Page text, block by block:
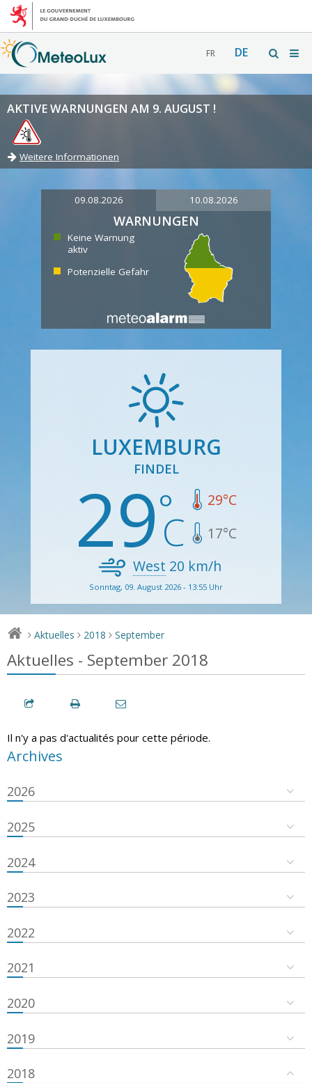
FR DE
AKTIVE WARNUNGEN AM 9. AUGUST !
Weitere Informationen
09.08.2026 10.08.2026
WARNUNGEN
Keine Warnung
aktiv
Potenzielle Gefahr
LUXEMBURG
FINDEL
29 29°C
17°C
West 20 km/h
Sonntag, 09. August 2026 - 13:55 Uhr
> Aktuelles > 2018 > September
Aktuelles - September 2018
Il n'y a pas d'actualités pour cette période.
Archives
2026
2025
2024
2023
2022
2021
2020
2019
2018